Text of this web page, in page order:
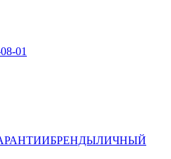
01
БРЕНДЫЛИЧНЫЙ